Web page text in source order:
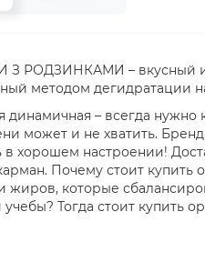
З РОДЗИНКАМИ – вкусный и
методом дегидратации
динамичная – всегда
может и не хватить.
в хорошем настроении!
Почему стоит купить
жиров, которые
Тогда стоит купить